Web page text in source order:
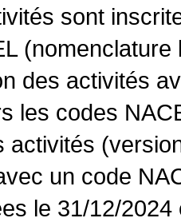
sont
des activités
les codes
activités
un code
le 31/12/